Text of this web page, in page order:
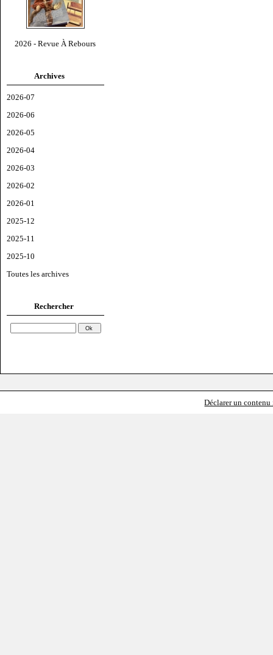
2026 - Revue À Rebours
Archives
2026-07
2026-06
2026-05
2026-04
2026-03
2026-02
2026-01
2025-12
2025-11
2025-10
Toutes les archives
Rechercher
Déclarer un